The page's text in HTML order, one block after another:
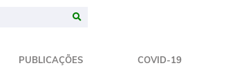
PUBLICAÇÕES COVID-19